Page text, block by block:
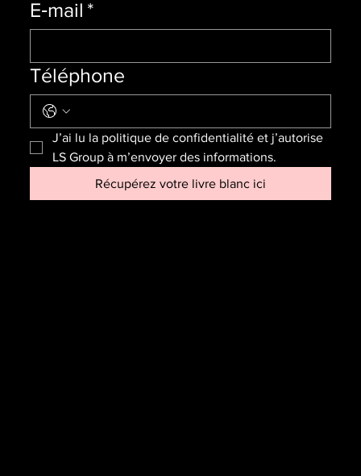
E‑mail *
Téléphone
J’ai lu la politique de confidentialité et j’autorise
LS Group à m’envoyer des informations.
Récupérez votre livre blanc ici